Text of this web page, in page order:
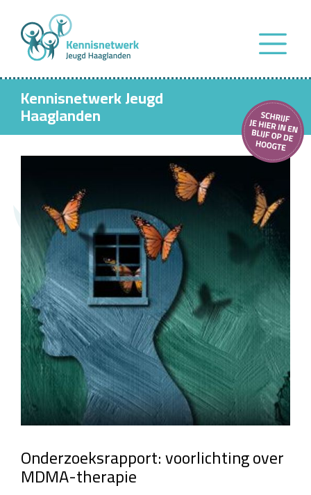
Kennisnetwerk Jeugd
Haaglanden
Onderzoeksrapport: voorlichting over
MDMA-therapie